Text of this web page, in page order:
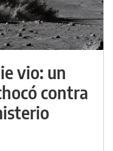
vio: un
contra